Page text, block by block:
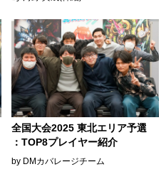
全国大会2025 東北エリア予選
：TOP8プレイヤー紹介
by DMカバレージチーム